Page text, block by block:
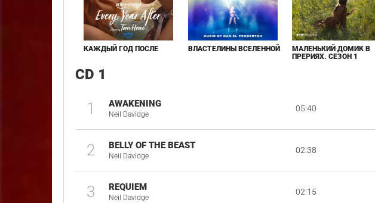
КАЖДЫЙ ГОД ПОСЛЕ ВЛАСТЕЛИНЫ ВСЕЛЕННОЙ
МАЛЕНЬКИЙ ДОМИК В
ПРЕРИЯХ. СЕЗОН 1
CD 1
1 AWAKENING
Neil Davidge
05:40
2 BELLY OF THE BEAST
Neil Davidge
02:38
3 REQUIEM
Neil Davidge
02:15